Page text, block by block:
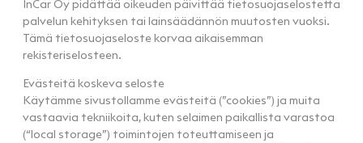
InCar Oy pidättää oikeuden päivittää tietosuojaselostetta
palvelun kehityksen tai lainsäädännön muutosten vuoksi.
Tämä tietosuojaseloste korvaa aikaisemman
rekisteriselosteen.
Evästeitä koskeva seloste
Käytämme sivustollamme evästeitä (”cookies”) ja muita
vastaavia tekniikoita, kuten selaimen paikallista varastoa
(“local storage”) toimintojen toteuttamiseen ja